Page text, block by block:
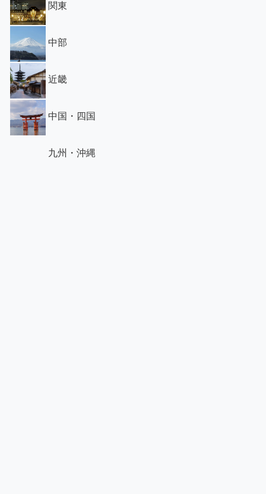
関東
中部
近畿
中国・四国
九州・沖縄